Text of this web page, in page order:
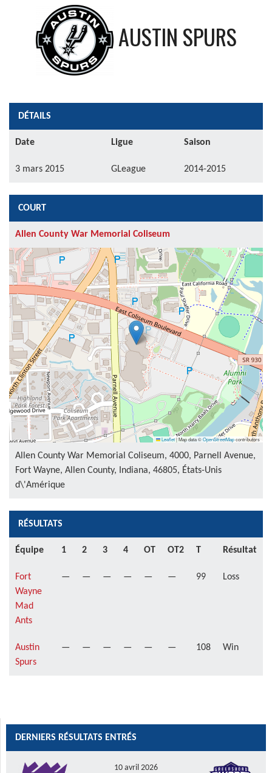
AUSTIN SPURS
DÉTAILS
Date Ligue Saison
3 mars 2015 GLeague 2014-2015
COURT
Allen County War Memorial Coliseum
Leaflet|Map data ©OpenStreetMapcontributors
Allen County War Memorial Coliseum, 4000, Parnell Avenue,
Fort Wayne, Allen County, Indiana, 46805, États-Unis
d\'Amérique
RÉSULTATS
Équipe 1 2 3 4 OT OT2 T Résultat
Fort
Wayne
Mad
Ants
— — — — — — 99 Loss
Austin
Spurs
— — — — — — 108 Win
DERNIERS RÉSULTATS ENTRÉS
10 avril 2026